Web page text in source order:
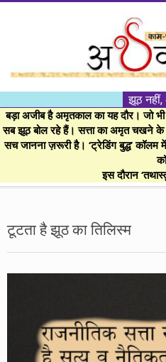
।।
BE
FINANCIALLY
CLEVER!
झूठ नहीं,
बड़ा अजीब है अमृतकाल का यह दौर। जो
सब झूठ बोल रहे हैं। सत्ता का अमृत चखने के
सच जानना ज़रूरी है। ‘ट्रेडिंग बुद्ध’
इस दौरान
Menu
टूटता है झूठ का तिलिस्म